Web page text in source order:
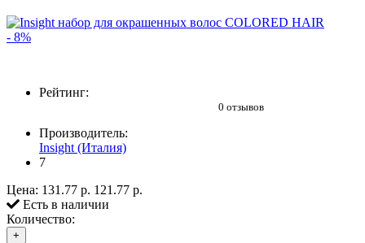
- 8%
Рейтинг:
0 отзывов
Производитель:
Insight (Италия)
7
Цена: 131.77 р. 121.77 р.
Есть в наличии
Количество:
+